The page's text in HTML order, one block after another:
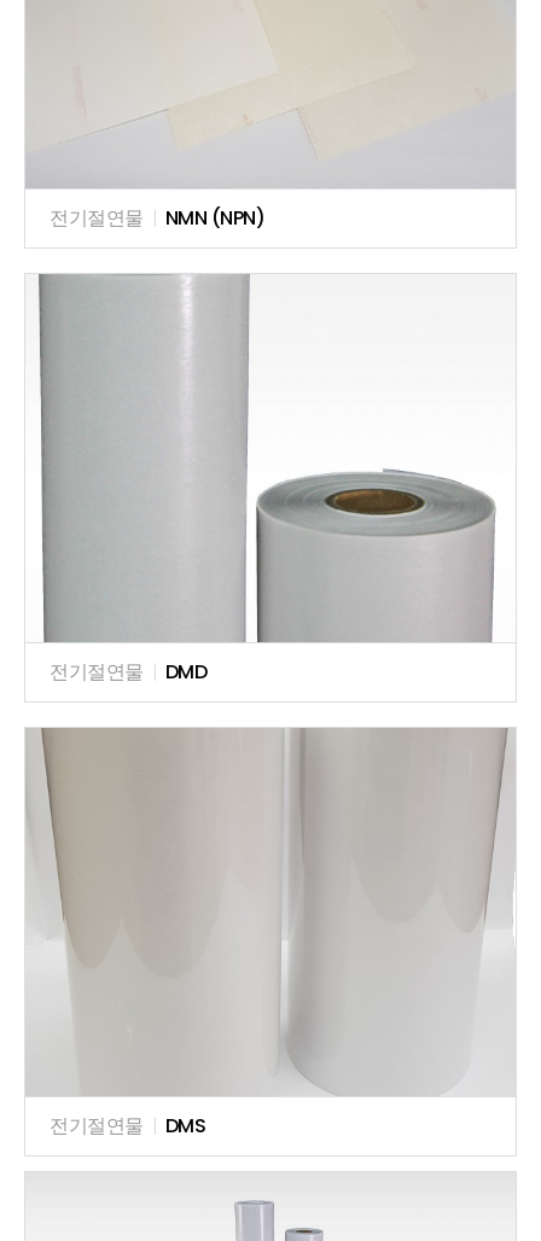
전기절연물 | NMN (NPN)
전기절연물 | DMD
전기절연물 | DMS